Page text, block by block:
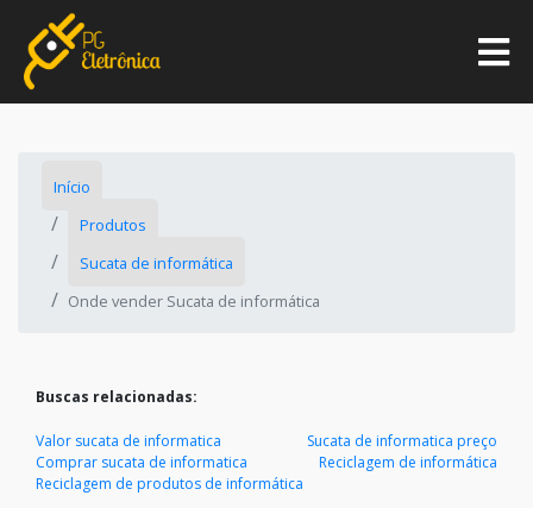
Início
Produtos
Sucata de informática
Onde vender Sucata de informática
Buscas relacionadas:
Valor sucata de informatica
Sucata de informatica preço
Comprar sucata de informatica
Reciclagem de informática
Reciclagem de produtos de informática